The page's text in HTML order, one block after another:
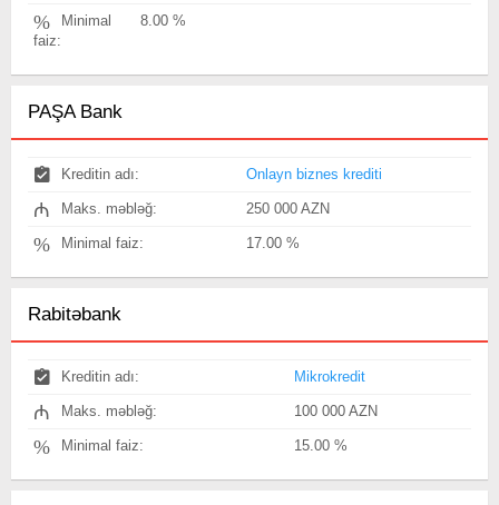
%
Minimal
faiz:
8.00 %
PAŞA Bank
Kreditin adı: Onlayn biznes krediti
₼ Maks. məbləğ: 250 000 AZN
% Minimal faiz: 17.00 %
Rabitəbank
Kreditin adı: Mikrokredit
₼ Maks. məbləğ: 100 000 AZN
% Minimal faiz: 15.00 %